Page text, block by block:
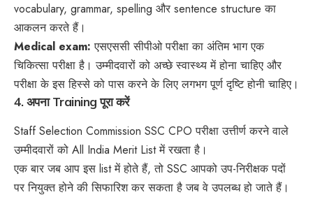
vocabulary, grammar, spelling और sentence structure का
आकलन करते हैं।
Medical exam:एसएससी सीपीओ परीक्षा का अंतिम भाग एक
चिकित्सा परीक्षा है। उम्मीदवारों को अच्छे स्वास्थ्य में होना चाहिए और
परीक्षा के इस हिस्से को पास करने के लिए लगभग पूर्ण दृष्टि होनी चाहिए।
4. अपना Training पूरा करें
Staff Selection Commission SSC CPO परीक्षा उत्तीर्ण करने वाले
उम्मीदवारों को All India Merit List में रखता है।
एक बार जब आप इस list में होते हैं, तो SSC आपको उप-निरीक्षक पदों
पर नियुक्त होने की सिफारिश कर सकता है जब वे उपलब्ध हो जाते हैं।